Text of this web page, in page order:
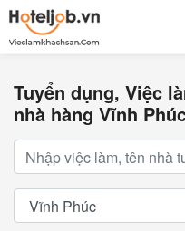
Tuyển dụng, Việc
nhà hàng Vĩnh